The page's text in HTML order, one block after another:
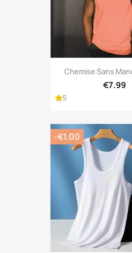
Chemise Sans
€7.99
5
-€1.00